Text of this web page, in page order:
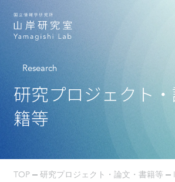
Research
研究プロジェクト
籍等
TOP 研究プロジェクト・論文・書籍等